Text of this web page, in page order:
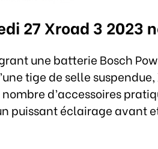
27 Xroad 3 2023
une batterie Bosch
tige de selle suspendue,
d’accessoires
puissant éclairage avant